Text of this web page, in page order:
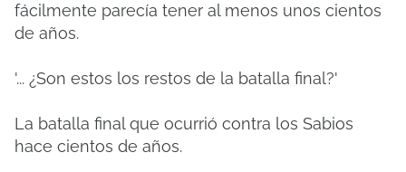
fácilmente parecía tener al menos unos cientos
de años.
'... ¿Son estos los restos de la batalla final?'
La batalla final que ocurrió contra los Sabios
hace cientos de años.